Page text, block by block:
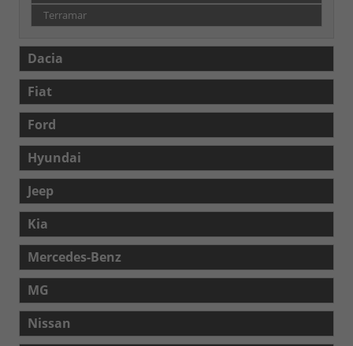
Terramar
Dacia
Fiat
Ford
Hyundai
Jeep
Kia
Mercedes-Benz
MG
Nissan